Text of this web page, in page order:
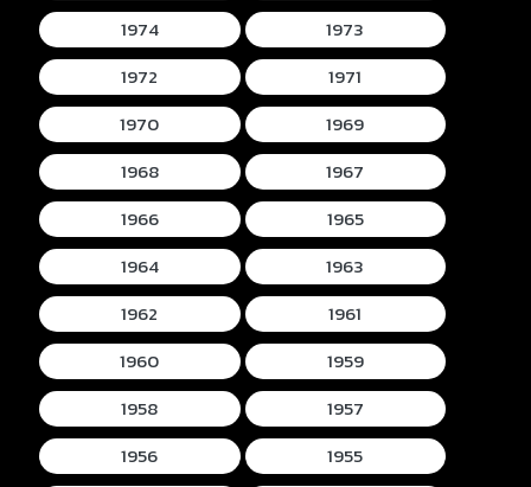
1974
1973
1972
1971
1970
1969
1968
1967
1966
1965
1964
1963
1962
1961
1960
1959
1958
1957
1956
1955